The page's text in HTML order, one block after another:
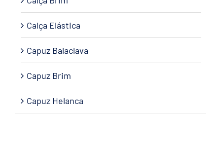
Calça Elástica
Capuz Balaclava
Capuz Brim
Capuz Helanca